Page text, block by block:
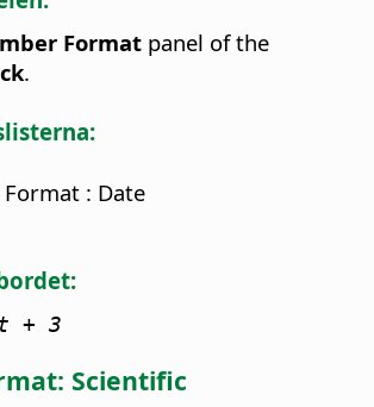
Format panel of the
.
: Date
+ 3
Scientific